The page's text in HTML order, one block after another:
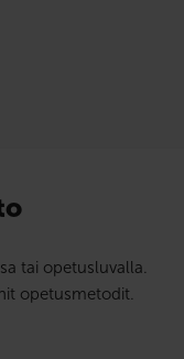
tai opetusluvalla.
opetusmetodit.